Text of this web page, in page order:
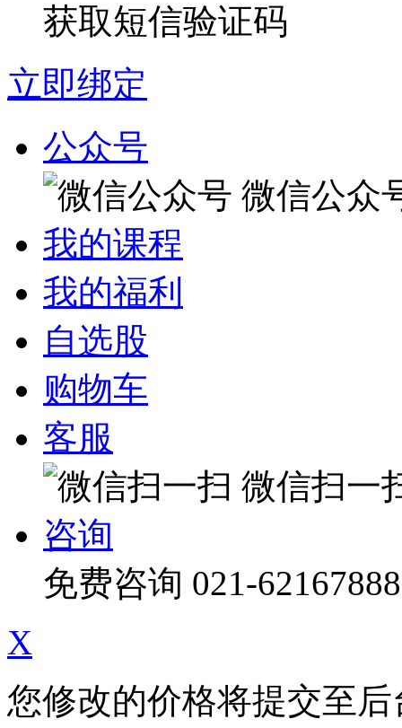
获取短信验证码
立即绑定
公众号
微信公众
我的课程
我的福利
自选股
购物车
客服
微信扫一
咨询
免费咨询 021-62167888
X
您修改的价格将提交至